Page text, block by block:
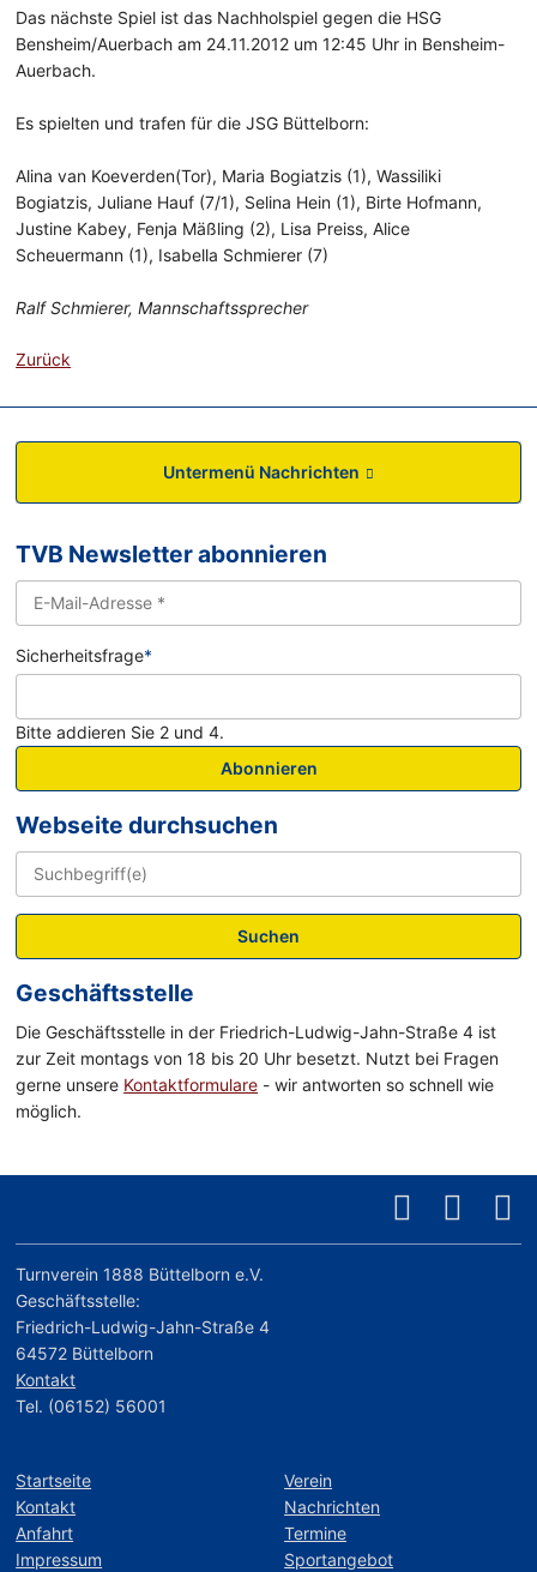
Das nächste Spiel ist das Nachholspiel gegen die HSG
Bensheim/Auerbach am 24.11.2012 um 12:45 Uhr in Bensheim-
Auerbach.
Es spielten und trafen für die JSG Büttelborn:
Alina van Koeverden(Tor), Maria Bogiatzis (1), Wassiliki
Bogiatzis, Juliane Hauf (7/1), Selina Hein (1), Birte Hofmann,
Justine Kabey, Fenja Mäßling (2), Lisa Preiss, Alice
Scheuermann (1), Isabella Schmierer (7)
Ralf Schmierer, Mannschaftssprecher
Zurück
Untermenü Nachrichten
TVB Newsletter abonnieren
Sicherheitsfrage*
Bitte addieren Sie 2 und 4.
Abonnieren
Webseite durchsuchen
Suchen
Geschäftsstelle
Die Geschäftsstelle in der Friedrich-Ludwig-Jahn-Straße 4 ist
zur Zeit montags von 18 bis 20 Uhr besetzt. Nutzt bei Fragen
gerne unsere Kontaktformulare - wir antworten so schnell wie
möglich.
Turnverein 1888 Büttelborn e.V.
Geschäftsstelle:
Friedrich-Ludwig-Jahn-Straße 4
64572 Büttelborn
Kontakt
Tel. (06152) 56001
Startseite
Kontakt
Anfahrt
Impressum
Verein
Nachrichten
Termine
Sportangebot